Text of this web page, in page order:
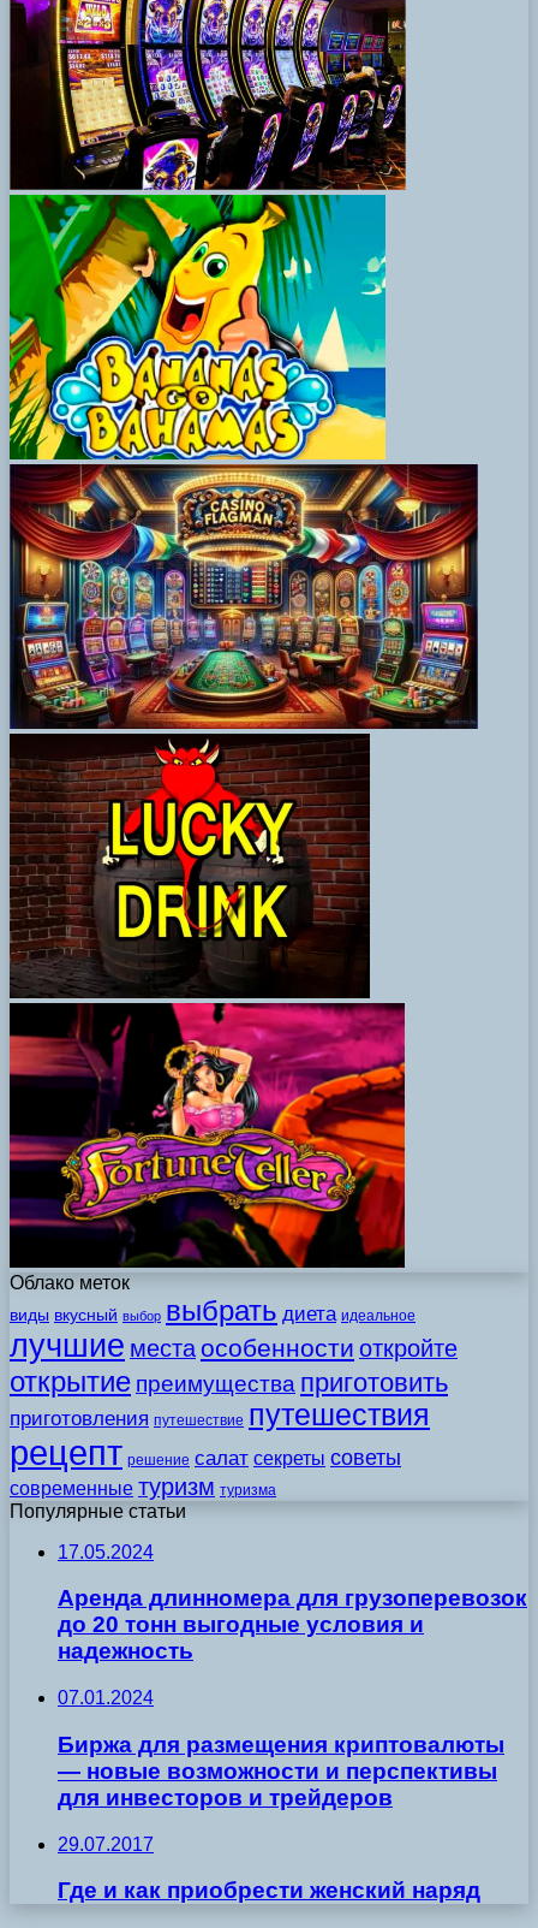
Облако меток
виды вкусный выбор выбрать диета идеальное
лучшие места особенности откройте
открытие преимущества приготовить
приготовления путешествие путешествия
рецепт решение салат секреты советы
современные туризм туризма
Популярные статьи
17.05.2024
Аренда длинномера для грузоперевозок
до 20 тонн выгодные условия и
надежность
07.01.2024
Биржа для размещения криптовалюты
— новые возможности и перспективы
для инвесторов и трейдеров
29.07.2017
Где и как приобрести женский наряд